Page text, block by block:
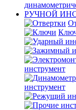
РУЧНОЙ
инструмент
инструмент